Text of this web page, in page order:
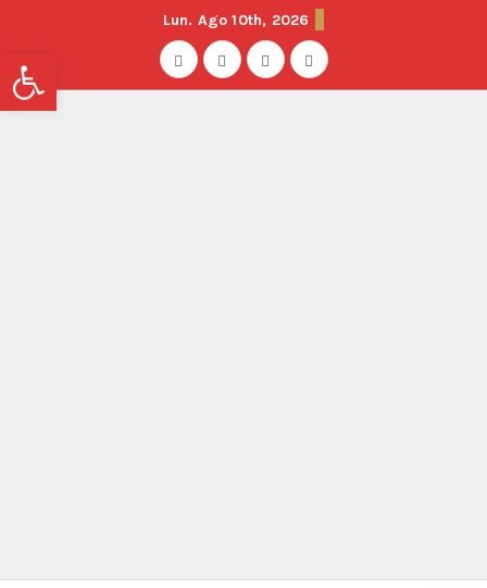
Lun. Ago 10th, 2026
Abrir barra de herramientas